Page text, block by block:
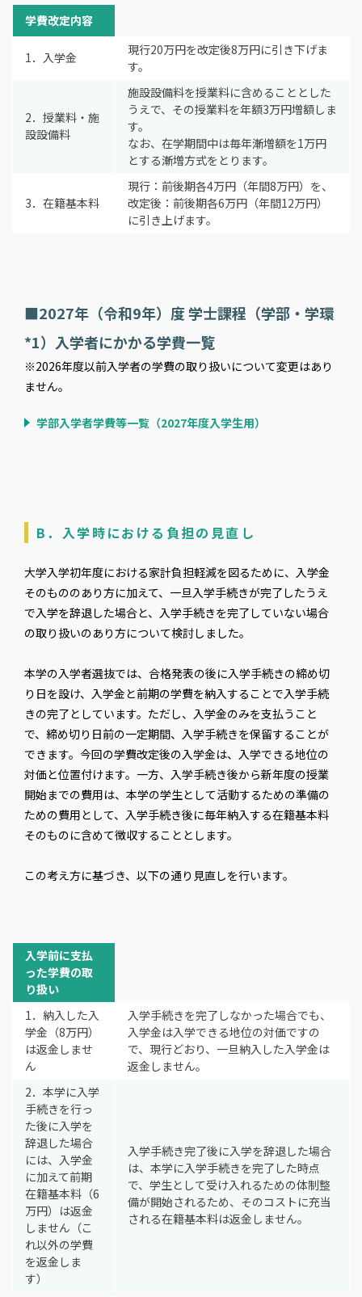
学費改定内容
1．入学金
現行20万円を改定後8万円に引き下げま
す。
2．授業料・施
設設備料
施設設備料を授業料に含めることとした
うえで、その授業料を年額3万円増額しま
す。
なお、在学期間中は毎年漸増額を1万円
とする漸増方式をとります。
3．在籍基本料
現行：前後期各4万円（年間8万円）を、
改定後：前後期各6万円（年間12万円）
に引き上げます。
■2027年（令和9年）度 学士課程（学部・学環
*1）入学者にかかる学費一覧
※2026年度以前入学者の学費の取り扱いについて変更はあり
ません。
学部入学者学費等一覧（2027年度入学生用）
B．入学時における負担の見直し
大学入学初年度における家計負担軽減を図るために、入学金
そのもののあり方に加えて、一旦入学手続きが完了したうえ
で入学を辞退した場合と、入学手続きを完了していない場合
の取り扱いのあり方について検討しました。
本学の入学者選抜では、合格発表の後に入学手続きの締め切
り日を設け、入学金と前期の学費を納入することで入学手続
きの完了としています。ただし、入学金のみを支払うこと
で、締め切り日前の一定期間、入学手続きを保留することが
できます。今回の学費改定後の入学金は、入学できる地位の
対価と位置付けます。一方、入学手続き後から新年度の授業
開始までの費用は、本学の学生として活動するための準備の
ための費用として、入学手続き後に毎年納入する在籍基本料
そのものに含めて徴収することとします。
この考え方に基づき、以下の通り見直しを行います。
入学前に支払
った学費の取
り扱い
1．納入した入
学金（8万円）
は返金しませ
ん
入学手続きを完了しなかった場合でも、
入学金は入学できる地位の対価ですの
で、現行どおり、一旦納入した入学金は
返金しません。
2．本学に入学
手続きを行っ
た後に入学を
辞退した場合
には、入学金
に加えて前期
在籍基本料（6
万円）は返金
しません（こ
れ以外の学費
を返金しま
す）
入学手続き完了後に入学を辞退した場合
は、本学に入学手続きを完了した時点
で、学生として受け入れるための体制整
備が開始されるため、そのコストに充当
される在籍基本料は返金しません。